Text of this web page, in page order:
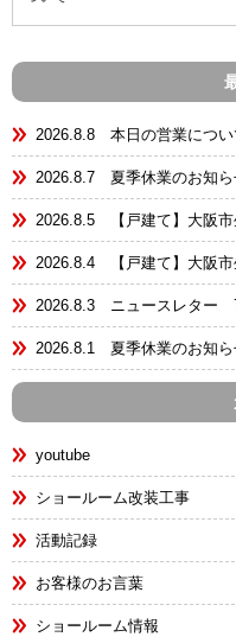
2026.8.8 本日の営業につい
2026.8.7 夏季休業のお知ら
2026.8.5 【戸建て】大阪
2026.8.4 【戸建て】大阪
2026.8.3 ニュースレター
2026.8.1 夏季休業のお知ら
youtube
ショールーム改装工事
活動記録
お客様のお言葉
ショールーム情報